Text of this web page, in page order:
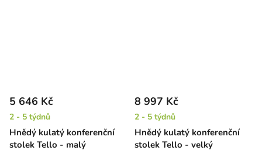
Hnědý kulatý konferenční
stolek Tello - malý
5 646 Kč
2 - 5 týdnů
Hnědý kulatý konferenční
stolek Tello - velký
8 997 Kč
2 - 5 týdnů